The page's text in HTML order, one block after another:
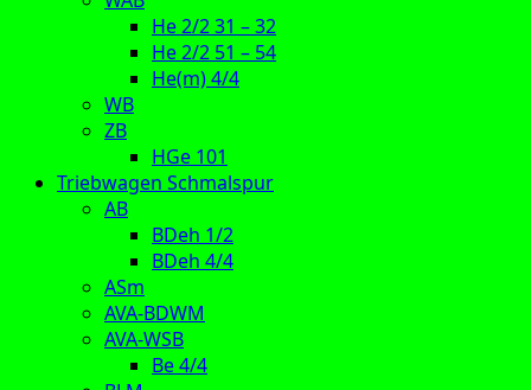
He 2/2 31 – 32
He 2/2 51 – 54
He(m) 4/4
WB
ZB
HGe 101
Triebwagen Schmalspur
AB
BDeh 1/2
BDeh 4/4
ASm
AVA-BDWM
AVA-WSB
Be 4/4